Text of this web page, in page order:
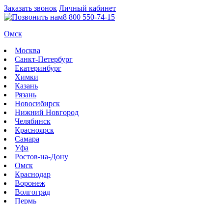
Заказать звонок Личный кабинет
8 800 550-74-15
Омск
Москва
Санкт-Петербург
Екатеринбург
Химки
Казань
Рязань
Новосибирск
Нижний Новгород
Челябинск
Красноярск
Самара
Уфа
Ростов-на-Дону
Омск
Краснодар
Воронеж
Волгоград
Пермь